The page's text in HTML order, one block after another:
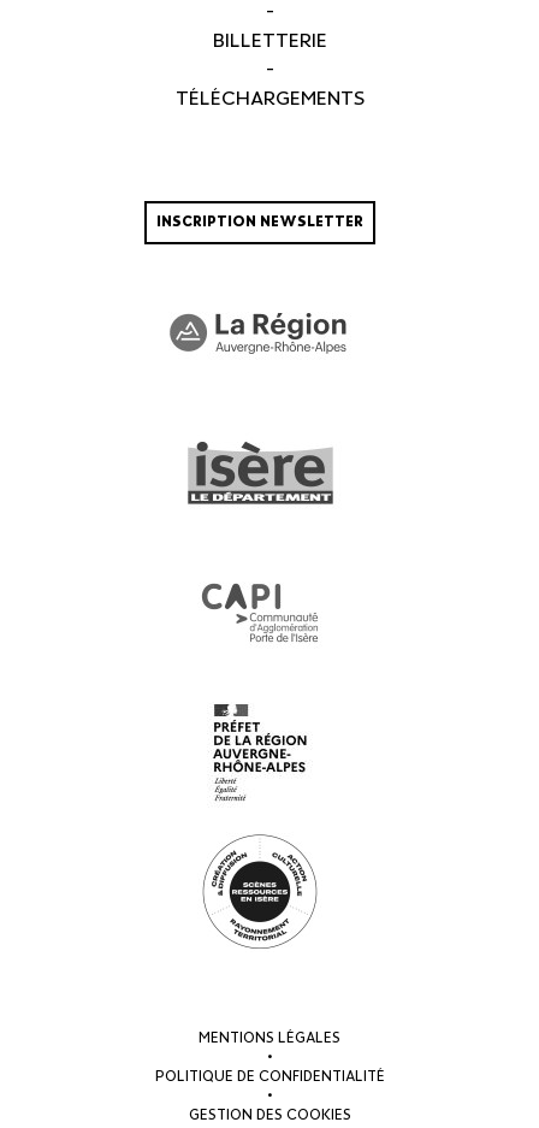
-
BILLETTERIE
-
TÉLÉCHARGEMENTS
INSCRIPTION NEWSLETTER
MENTIONS LÉGALES
•
POLITIQUE DE CONFIDENTIALITÉ
•
GESTION DES COOKIES